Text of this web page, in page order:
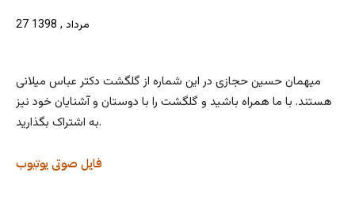
27 مرداد , 1398
میهمان حسین حجازی در این شماره از گلگشت دکتر عباس میلانی
هستند. با ما همراه باشید و گلگشت را با دوستان و آشنایان خود نیز
به اشتراک بگذارید.
یوتیوب فایل صوتی